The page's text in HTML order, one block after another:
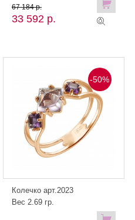
33 592 р.
67 184 р.
-50%
Колечко арт.2023
Вес 2.69 гр.